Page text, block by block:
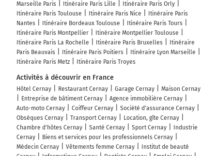
Marseille Paris
Itinéraire Paris Lille
Itinéraire Paris Orly
Itinéraire Paris Toulouse
Itinéraire Paris Nice
Itinéraire Paris
Nantes
Itinéraire Bordeaux Toulouse
Itinéraire Paris Tours
Itinéraire Paris Montpellier
Itinéraire Montpellier Toulouse
Itinéraire Paris La Rochelle
Itinéraire Paris Bruxelles
Itinéraire
Paris Beauvais
Itinéraire Paris Poitiers
Itinéraire Lyon Marseille
Itinéraire Paris Metz
Itinéraire Paris Troyes
Activités à découvrir en France
Hôtel Cernay Restaurant Cernay Garage Cernay
Maison Cernay
Entreprise de bâtiment Cernay
Agence immobilière Cernay
Auto-moto Cernay
Coiffeur Cernay
Société d'assurance Cernay
Obsèques Cernay
Transport Cernay
Location, gîte Cernay
Chambre d'hôtes Cernay
Santé Cernay Sport Cernay
Industrie
Cernay
Biens et services pour les professionnels Cernay
Médecin Cernay
Vêtements femme Cernay
Institut de beauté